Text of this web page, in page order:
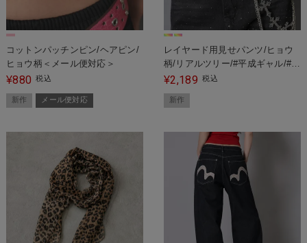
コットンパッチンピン/ヘアピン/
ヒョウ柄＜メール便対応＞
¥880 税込
新作 メール便対応
レイヤード用見せパンツ/ヒョウ
柄/リアルツリー/#平成ギャル/#バ
ディガール
¥2,189 税込
新作